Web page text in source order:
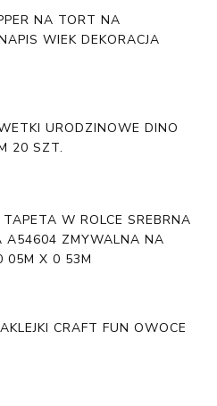
NA TORT NA
WIEK DEKORACJA
URODZINOWE DINO
20 SZT.
W ROLCE SREBRNA
A54604 ZMYWALNA NA
05M X 0 53M
CRAFT FUN OWOCE